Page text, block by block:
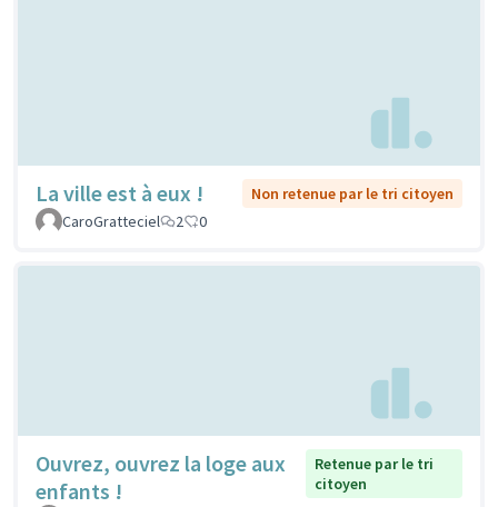
La ville est à eux !
Non retenue par le tri citoyen
CaroGratteciel
2 0
Ouvrez, ouvrez la loge aux
enfants !
Retenue par le tri
citoyen